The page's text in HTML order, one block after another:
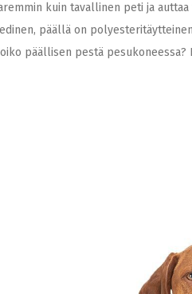
kuin tavallinen peti ja
päällä on
päällisen pestä